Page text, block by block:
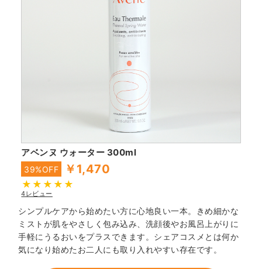
アベンヌ ウォーター 300ml
39%OFF ￥1,470
4レビュー
シンプルケアから始めたい方に心地良い一本。きめ細かな
ミストが肌をやさしく包み込み、洗顔後やお風呂上がりに
手軽にうるおいをプラスできます。シェアコスメとは何か
気になり始めたお二人にも取り入れやすい存在です。